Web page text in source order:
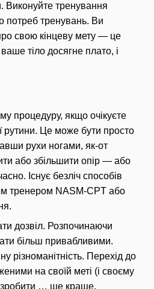
Виконуйте тренування
потреб тренувань. Ви
свою кінцеву мету — це
тіло досягне плато, і
процедуру, якщо очікуєте
рутини. Це може бути просто
рухи ногами, як-от
або збільшити опір — або
Існує безліч способів
тренером NASM-CPT або
дозвіл. Розпочинаючи
більш привабливими.
різноманітність. Перехід до
на своїй меті (і своєму
зробити … ще краще.